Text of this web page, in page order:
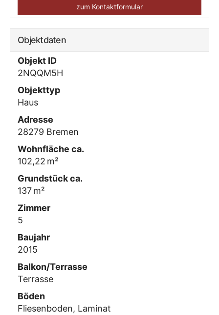
zum Kontaktformular
Objektdaten
Objekt ID
2NQQM5H
Objekttyp
Haus
Adresse
28279 Bremen
Wohnfläche ca.
102,22 m²
Grund­stück ca.
137 m²
Zimmer
5
Baujahr
2015
Balkon/Terrasse
Terrasse
Böden
Fliesenboden, Laminat